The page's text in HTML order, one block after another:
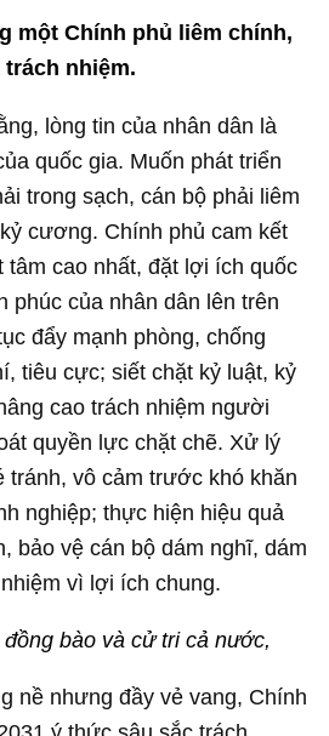
một Chính phủ liêm chính,
nhiệm.
lòng tin của nhân dân là
quốc gia. Muốn phát triển
trong sạch, cán bộ phải liêm
cương. Chính phủ cam kết
tâm cao nhất, đặt lợi ích quốc
phúc của nhân dân lên trên
đẩy mạnh phòng, chống
tiêu cực; siết chặt kỷ luật, kỷ
cao trách nhiệm người
quyền lực chặt chẽ. Xử lý
tránh, vô cảm trước khó khăn
nghiệp; thực hiện hiệu quả
bảo vệ cán bộ dám nghĩ, dám
vì lợi ích chung.
bào và cử tri cả nước,
nề nhưng đầy vẻ vang, Chính